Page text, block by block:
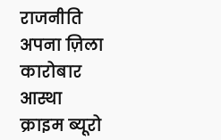
राजनीति
अपना ज़िला
कारोबार
आस्था
क्राइम ब्यूरो